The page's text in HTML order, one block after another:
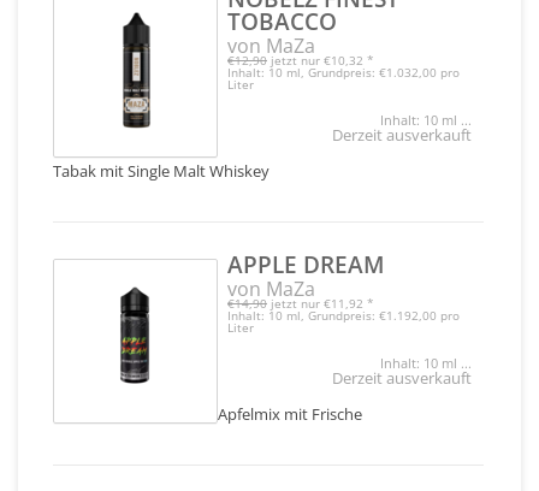
TOBACCO
von MaZa
€12,90 jetzt nur €10,32 *
Inhalt: 10 ml, Grundpreis: €1.032,00 pro
Liter
Inhalt: 10 ml ...
Derzeit ausverkauft
Tabak mit Single Malt Whiskey
APPLE DREAM
von MaZa
€14,90 jetzt nur €11,92 *
Inhalt: 10 ml, Grundpreis: €1.192,00 pro
Liter
Inhalt: 10 ml ...
Derzeit ausverkauft
Apfelmix mit Frische